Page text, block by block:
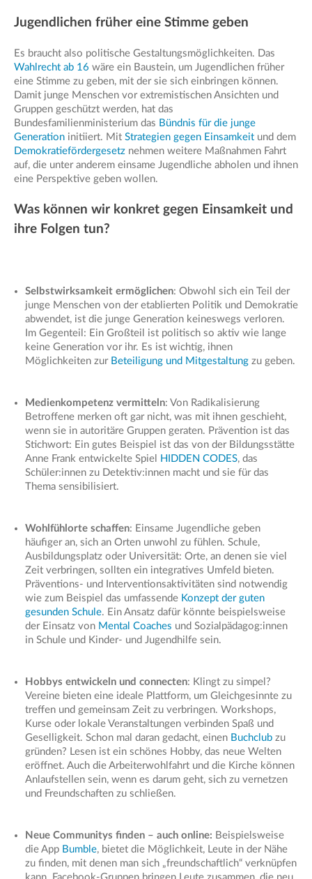
Jugendlichen früher eine Stimme geben
Es braucht also politische Gestaltungsmöglichkeiten. Das
Wahlrecht ab 16 wäre ein Baustein, um Jugendlichen früher
eine Stimme zu geben, mit der sie sich einbringen können.
Damit junge Menschen vor extremistischen Ansichten und
Gruppen geschützt werden, hat das
Bundesfamilienministerium das Bündnis für die junge
Generation initiiert. Mit Strategien gegen Einsamkeit und dem
Demokratiefördergesetz nehmen weitere Maßnahmen Fahrt
auf, die unter anderem einsame Jugendliche abholen und ihnen
eine Perspektive geben wollen.
Was können wir konkret gegen Einsamkeit und
ihre Folgen tun?
Selbstwirksamkeit ermöglichen: Obwohl sich ein Teil der
junge Menschen von der etablierten Politik und Demokratie
abwendet, ist die junge Generation keineswegs verloren.
Im Gegenteil: Ein Großteil ist politisch so aktiv wie lange
keine Generation vor ihr. Es ist wichtig, ihnen
Möglichkeiten zur Beteiligung und Mitgestaltung zu geben.
Medienkompetenz vermitteln: Von Radikalisierung
Betroffene merken oft gar nicht, was mit ihnen geschieht,
wenn sie in autoritäre Gruppen geraten. Prävention ist das
Stichwort: Ein gutes Beispiel ist das von der Bildungsstätte
Anne Frank entwickelte Spiel
HIDDEN CODES­­, das
Schüler:innen zu Detektiv:innen macht und sie für das
Thema sensibilisiert.
Wohlfühlorte schaffen: Einsame Jugendliche geben
häufiger an, sich an Orten unwohl zu fühlen. Schule,
Ausbildungsplatz oder Universität: Orte, an denen sie viel
Zeit verbringen, sollten ein integratives Umfeld bieten.
Präventions- und Interventionsaktivitäten sind notwendig
wie zum Beispiel das umfassende Konzept der guten
gesunden Schule. Ein Ansatz dafür könnte beispielsweise
der Einsatz von Mental Coaches und Sozialpädagog:innen
in Schule und Kinder- und Jugendhilfe sein.
Hobbys entwickeln und connecten: Klingt zu simpel?
Vereine bieten eine ideale Plattform, um Gleichgesinnte zu
treffen und gemeinsam Zeit zu verbringen. Workshops,
Kurse oder lokale Veranstaltungen verbinden Spaß und
Geselligkeit. Schon mal daran gedacht, einen Buchclub zu
gründen? Lesen ist ein schönes Hobby, das neue Welten
eröffnet. Auch die Arbeiterwohlfahrt und die Kirche können
Anlaufstellen sein, wenn es darum geht, sich zu vernetzen
und Freundschaften zu schließen.
Neue Communitys finden – auch online: Beispielsweise
die App Bumble, bietet die Möglichkeit, Leute in der Nähe
zu finden, mit denen man sich „freundschaftlich“ verknüpfen